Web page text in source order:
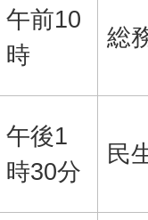
午前10
時
総
午後1
時30分
民